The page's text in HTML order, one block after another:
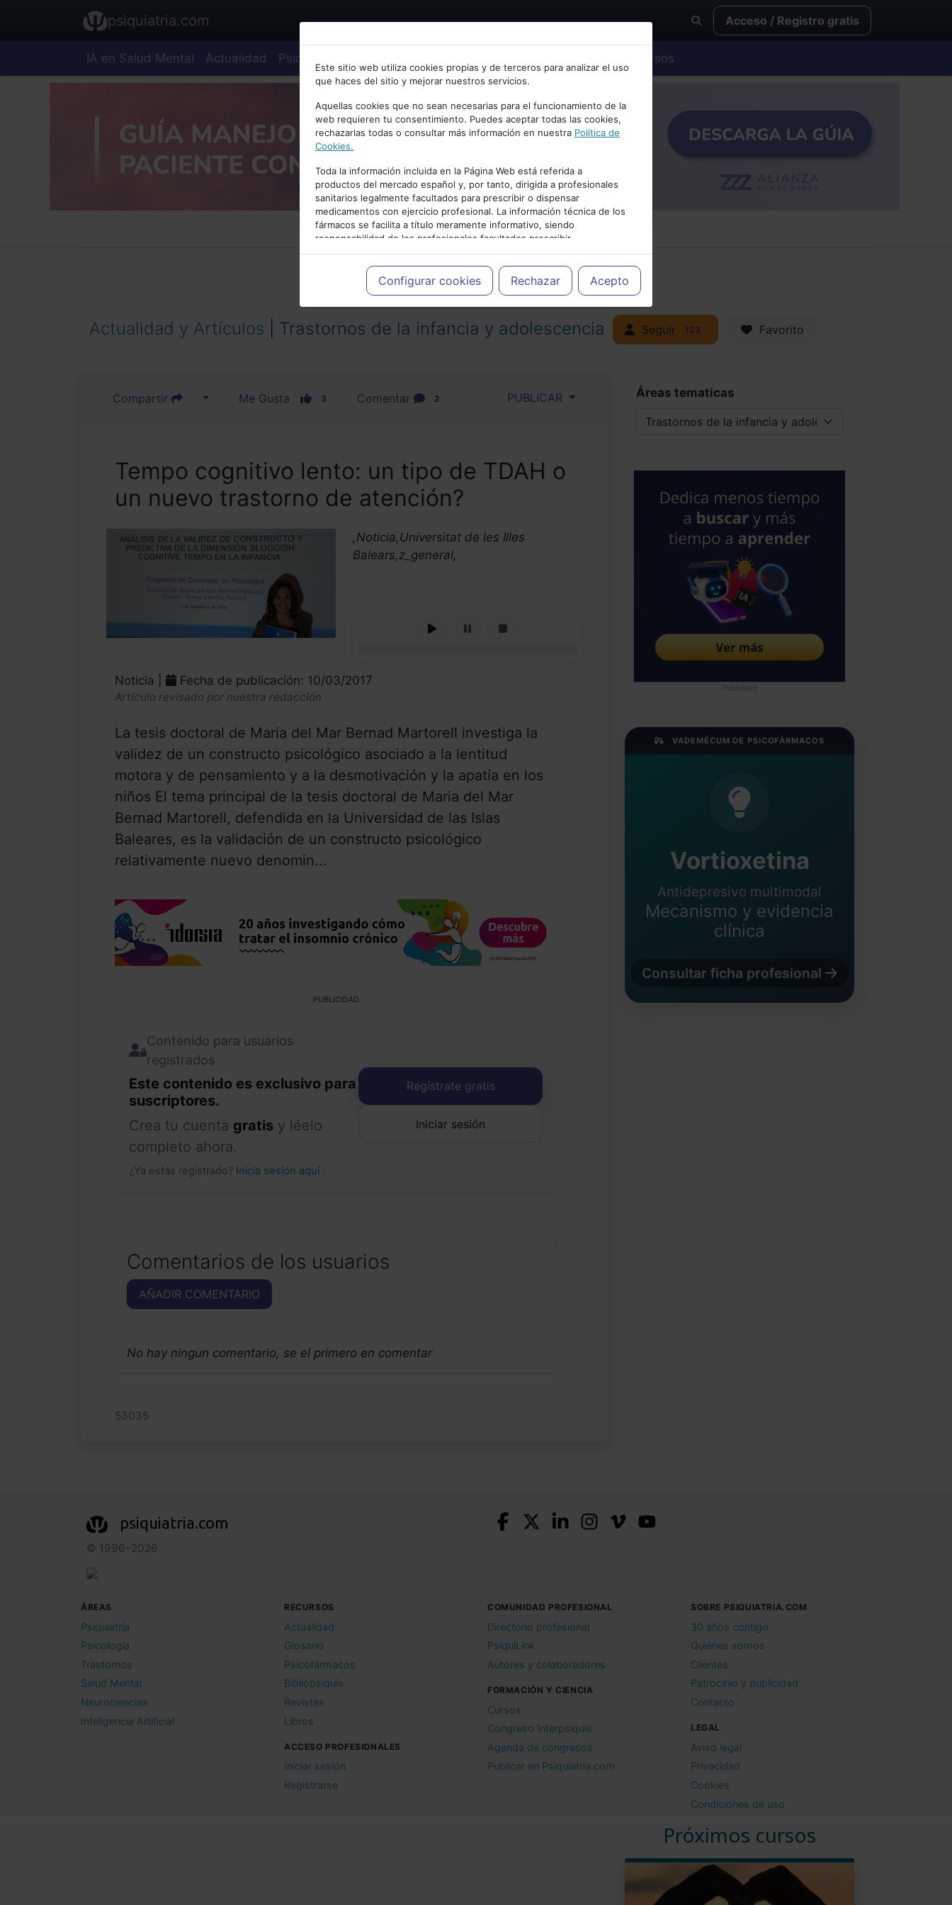
Bienvenid@ a psiquiatria.com
Escribe tu Email
Accede o regístrate con tu email.
Cancelar
psiquiatria.com Acceso / Registro gratis
IA en Salud Mental Actualidad Psiquiatría Cursos
Este sitio web utiliza cookies propias y de terceros para analizar el uso
que haces del sitio y mejorar nuestros servicios.
Aquellas cookies que no sean necesarias para el funcionamiento de la
web requieren tu consentimiento. Puedes aceptar todas las cookies,
rechazarlas todas o consultar más información en nuestra Política de
Cookies.
Toda la información incluida en la Página Web está referida a
productos del mercado español y, por tanto, dirigida a profesionales
sanitarios legalmente facultados para prescribir o dispensar
medicamentos con ejercicio profesional. La información técnica de los
fármacos se facilita a título meramente informativo, siendo
responsabilidad de los profesionales facultados prescribir
medicamentos y decidir, en cada caso concreto, el tratamiento más
adecuado a las necesidades del paciente.
Configurar cookies Rechazar Acepto
PUBLICIDAD
Actualidad y Artículos Trastornos de la infancia y adolescencia Seguir 123 Favorito
Compartir Me Gusta 3 Comentar 2 PUBLICAR
Tempo cognitivo lento: un tipo de TDAH o
un nuevo trastorno de atención?
,Noticia,Universitat de les Illes
Balears,z_general,
Noticia | Fecha de publicación: 10/03/2017
Artículo revisado por nuestra redacción
La tesis doctoral de Maria del Mar Bernad Martorell investiga la
validez de un constructo psicológico asociado a la lentitud
motora y de pensamiento y a la desmotivación y la apatía en los
niños El tema principal de la tesis doctoral de Maria del Mar
Bernad Martorell, defendida en la Universidad de las Islas
Baleares, es la validación de un constructo psicológico
relativamente nuevo denomin...
PUBLICIDAD
Contenido para usuarios
registrados
Este contenido es exclusivo para
suscriptores.
Crea tu cuenta gratis y léelo
completo ahora.
¿Ya estás registrado? Inicia sesión aquí .
Regístrate gratis
Iniciar sesión
Comentarios de los usuarios
AÑADIR COMENTARIO
No hay ningun comentario, se el primero en comentar
53035
Áreas tematicas
Publicidad
VADEMÉCUM DE PSICOFÁRMACOS
Vortioxetina
Antidepresivo multimodal
Mecanismo y evidencia
clínica
Consultar ficha profesional
Próximos cursos
psiquiatria.com
© 1996–2026
ÁREAS
Psiquiatría
Psicología
Trastornos
Salud Mental
Neurociencias
Inteligencia Artificial
RECURSOS
Actualidad
Glosario
Psicofármacos
Bibliopsiquis
Revistas
Libros
ACCESO PROFESIONALES
Iniciar sesión
Registrarse
COMUNIDAD PROFESIONAL
Directorio profesional
PsiquiLink
Autores y colaboradores
FORMACIÓN Y CIENCIA
Cursos
Congreso Interpsiquis
Agenda de congresos
Publicar en Psiquiatria.com
SOBRE PSIQUIATRIA.COM
30 años contigo
Quiénes somos
Clientes
Patrocinio y publicidad
Contacto
LEGAL
Aviso legal
Privacidad
Cookies
Condiciones de uso